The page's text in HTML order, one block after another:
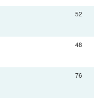
52
48
76